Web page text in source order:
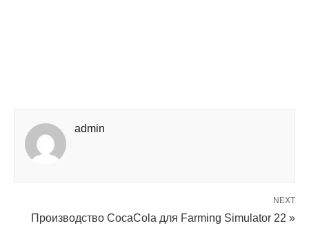
admin
NEXT
Производство CocaCola для Farming Simulator 22 »